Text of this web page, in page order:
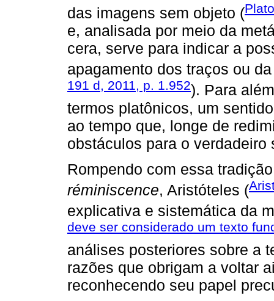
das imagens sem objeto (
e, analisada por meio da
cera, serve para indicar a
apagamento dos traços ou
191 d, 2011, p. 1.952). Para
termos platônicos, um
ao tempo que, longe de
obstáculos para o verdadeiro
Rompendo com essa
réminiscence, Aristóteles (
explicativa e sistemática da
deve ser considerado um texto
análises posteriores sobre a
razões que obrigam a voltar
reconhecendo seu papel